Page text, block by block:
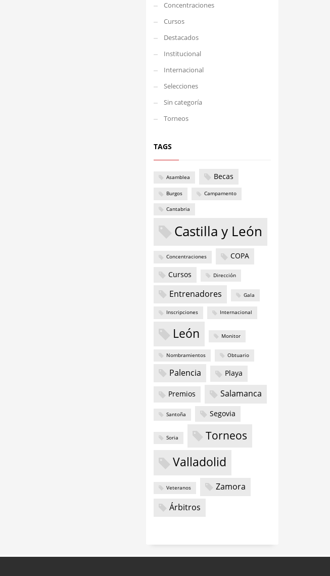
Concentraciones
Cursos
Destacados
Institucional
Internacional
Selecciones
Sin categoría
Torneos
TAGS
Asamblea Becas
Burgos Campamento
Cantabria
Castilla y León
Concentraciones COPA
Cursos Dirección
Entrenadores Gala
Inscripciones Internacional
León Monitor
Nombramientos Obtuario
Palencia Playa
Premios Salamanca
Santoña Segovia
Soria Torneos
Valladolid
Veteranos
Zamora
Árbitros